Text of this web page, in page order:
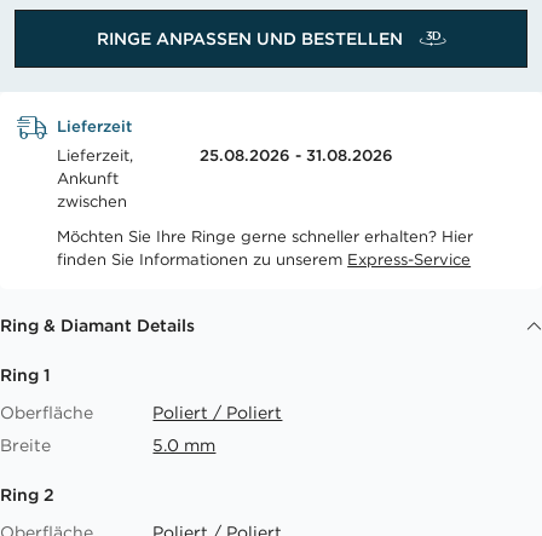
RINGE ANPASSEN UND BESTELLEN
Lieferzeit
Lieferzeit,
Ankunft
zwischen
25.08.2026 - 31.08.2026
Möchten Sie Ihre Ringe gerne schneller erhalten? Hier
finden Sie Informationen zu unserem Express-Service
Ring & Diamant Details
Ring 1
Oberfläche
Poliert / Poliert
Breite
5.0 mm
Ring 2